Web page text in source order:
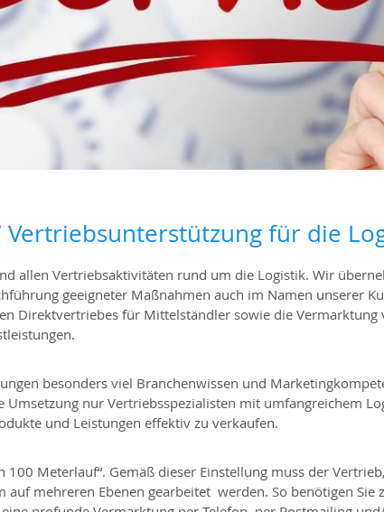
für die
allen Vertriebsaktivitäten rund um die Logistik. Wir
geeigneter Maßnahmen auch im Namen unserer
Direktvertriebes für Mittelständler sowie die Vermarktung
besonders viel Branchenwissen und
Umsetzung nur Vertriebsspezialisten mit umfangreichem
und Leistungen effektiv zu verkaufen.
100 Meterlauf“. Gemäß dieser Einstellung muss der
mehreren Ebenen gearbeitet werden. So benötigen Sie